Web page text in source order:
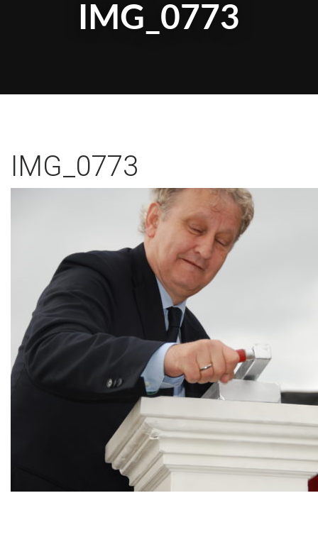
IMG_0773
IMG_0773